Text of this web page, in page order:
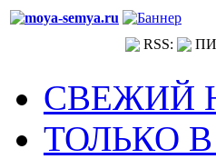
RSS:
СВЕЖИЙ
ТОЛЬКО